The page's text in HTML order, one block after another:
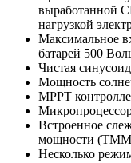
выработанной
нагрузкой
Максимальное
батарей 500
Чистая
Мощность
MPPT
Встроенное
мощности (ТММ)
Несколько